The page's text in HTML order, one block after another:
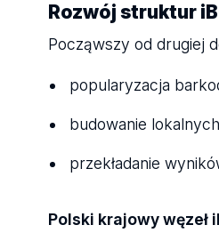
Rozwój struktur
Począwszy od drugiej
popularyzacja
budowanie
przekładanie
Polski krajowy węzeł